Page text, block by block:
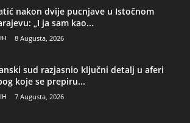
nakon dvije pucnjave u Istočnom
„I ja sam kao...
8 Augusta, 2026
sud razjasnio ključni detalj u aferi
koje se prepiru...
7 Augusta, 2026